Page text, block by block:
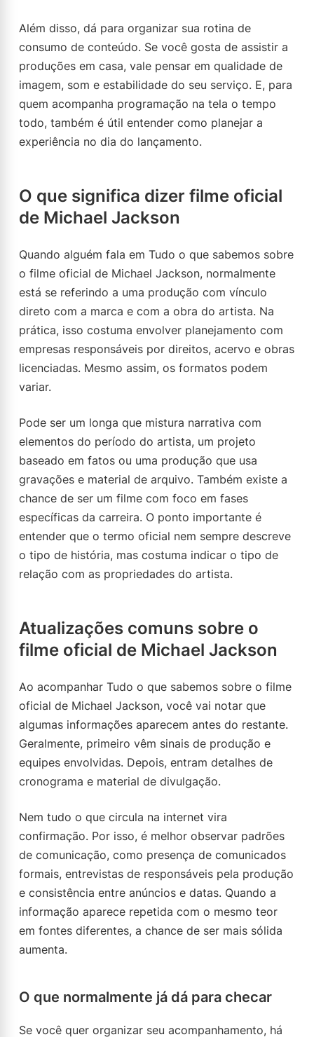
Além disso, dá para organizar sua rotina de
consumo de conteúdo. Se você gosta de assistir a
produções em casa, vale pensar em qualidade de
imagem, som e estabilidade do seu serviço. E, para
quem acompanha programação na tela o tempo
todo, também é útil entender como planejar a
experiência no dia do lançamento.
O que significa dizer filme oficial
de Michael Jackson
Quando alguém fala em Tudo o que sabemos sobre
o filme oficial de Michael Jackson, normalmente
está se referindo a uma produção com vínculo
direto com a marca e com a obra do artista. Na
prática, isso costuma envolver planejamento com
empresas responsáveis por direitos, acervo e obras
licenciadas. Mesmo assim, os formatos podem
variar.
Pode ser um longa que mistura narrativa com
elementos do período do artista, um projeto
baseado em fatos ou uma produção que usa
gravações e material de arquivo. Também existe a
chance de ser um filme com foco em fases
específicas da carreira. O ponto importante é
entender que o termo oficial nem sempre descreve
o tipo de história, mas costuma indicar o tipo de
relação com as propriedades do artista.
Atualizações comuns sobre o
filme oficial de Michael Jackson
Ao acompanhar Tudo o que sabemos sobre o filme
oficial de Michael Jackson, você vai notar que
algumas informações aparecem antes do restante.
Geralmente, primeiro vêm sinais de produção e
equipes envolvidas. Depois, entram detalhes de
cronograma e material de divulgação.
Nem tudo o que circula na internet vira
confirmação. Por isso, é melhor observar padrões
de comunicação, como presença de comunicados
formais, entrevistas de responsáveis pela produção
e consistência entre anúncios e datas. Quando a
informação aparece repetida com o mesmo teor
em fontes diferentes, a chance de ser mais sólida
aumenta.
O que normalmente já dá para checar
Se você quer organizar seu acompanhamento, há